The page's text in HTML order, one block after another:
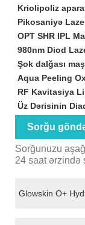
Kriolipoliz
Pikosaniyə
OPT SHR IPL
980nm Diod
Şok dalğası
Aqua Peeling
RF Kavitasiya
Üz Dərisinin
Sorğu
Sorğunuzu
24 saat ərzində